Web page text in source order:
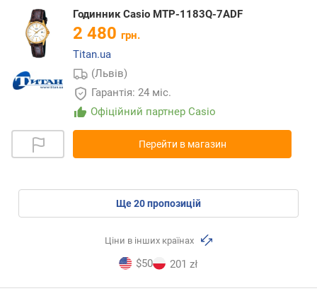
Годинник Casio MTP-1183Q-7ADF
2 480 грн.
Titan.ua
(Львів)
Гарантія: 24 міс.
Офіційний партнер Casio
Перейти в магазин
ще20пропозицій
Ціни в інших країнах
$50 201 zł